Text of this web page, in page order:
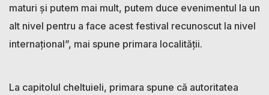
maturi și putem mai mult, putem duce evenimentul la un
alt nivel pentru a face acest festival recunoscut la nivel
internațional”, mai spune primara localității.
La capitolul cheltuieli, primara spune că autoritatea